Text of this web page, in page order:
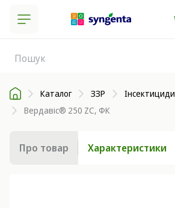
Каталог ЗЗР
Інсектициди
Вердавіс® 250 ZC, ФК
Про товар Характеристики